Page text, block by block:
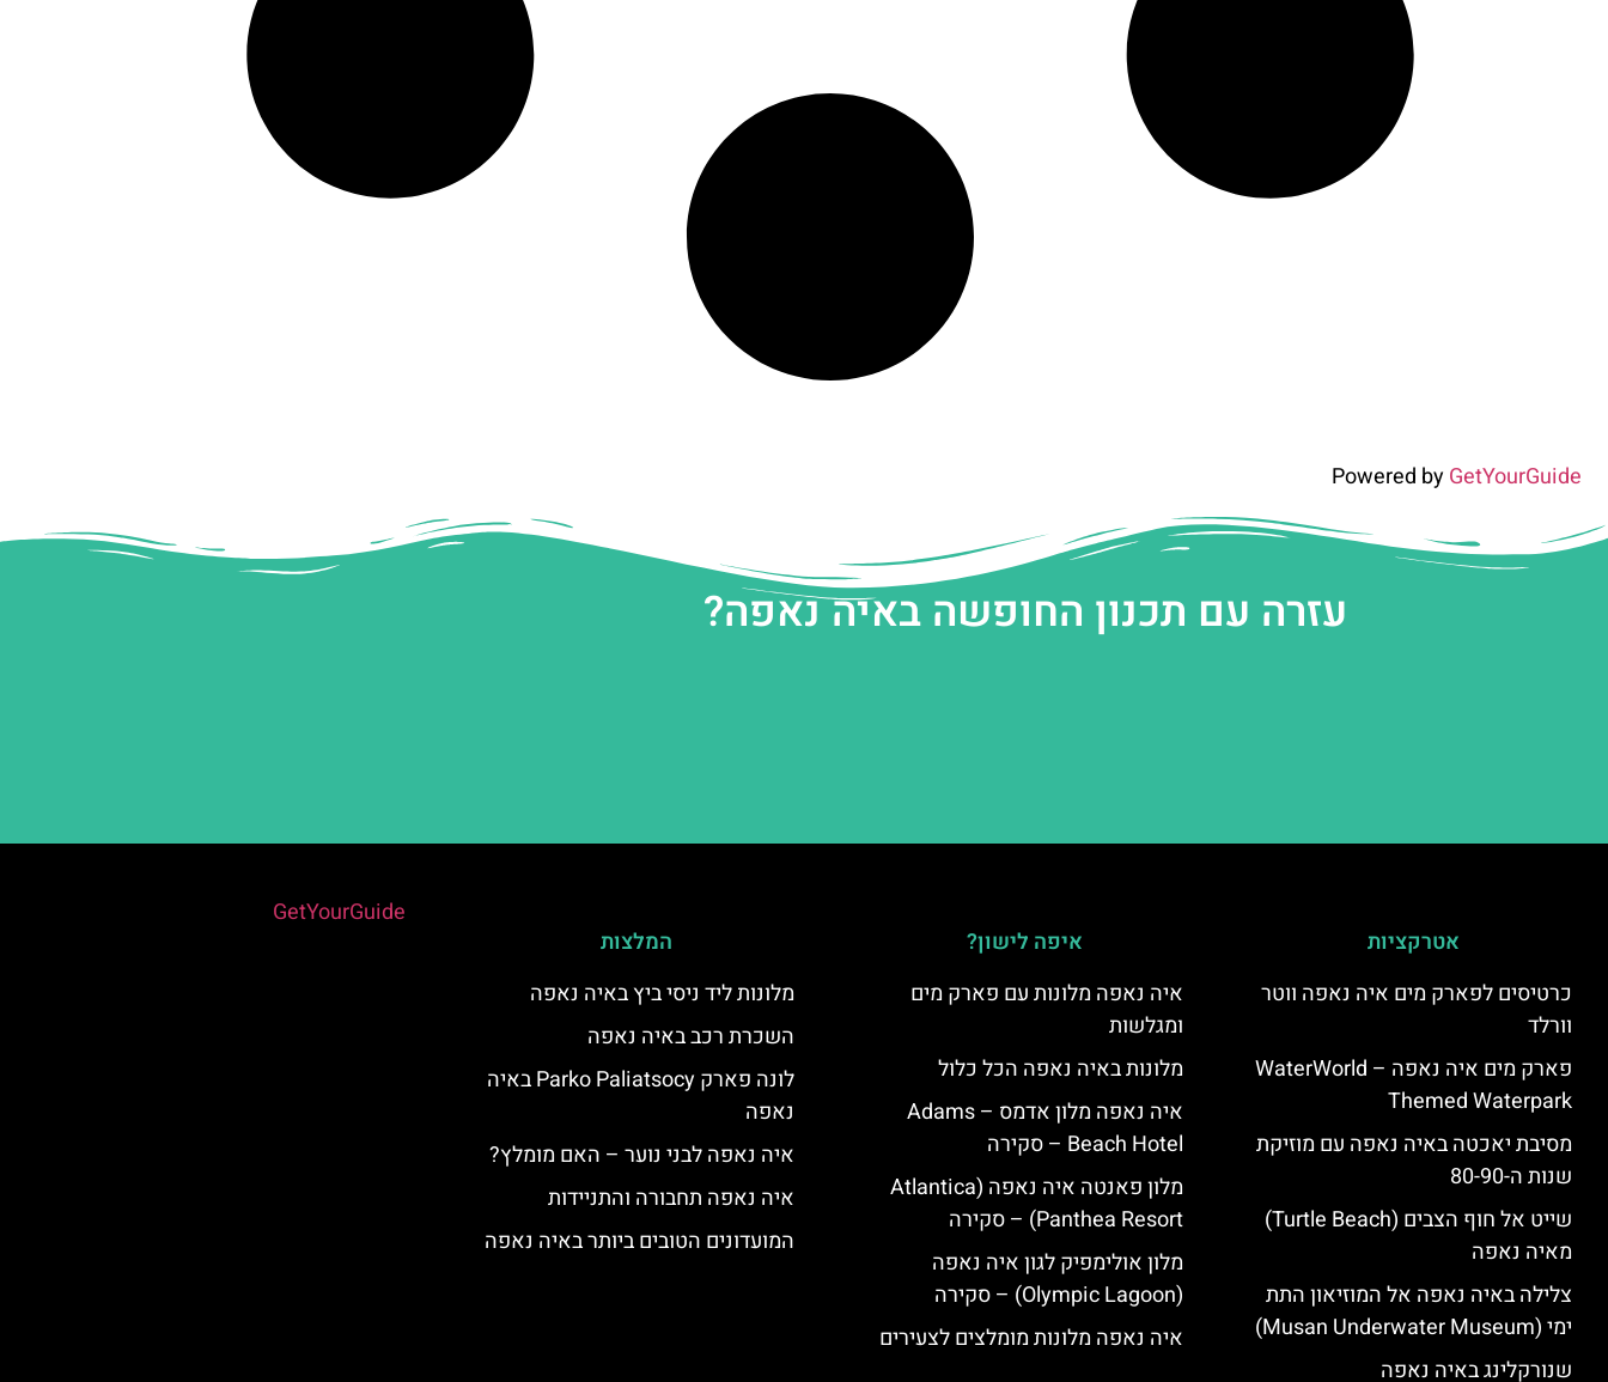
Powered byGetYourGuide
עזרה עם תכנון החופשה באיה נאפה?
אטרקציות
כרטיסים לפארק מים איה נאפה ווטר
וורלד
פארק מים איה נאפה – ‪‪WaterWorld
Themed Waterpark‬‬
מסיבת יאכטה באיה נאפה עם מוזיקת
שנות ה-80-90
שייט אל חוף הצבים (Turtle Beach)
מאיה נאפה
צלילה באיה נאפה אל המוזיאון התת
ימי (Musan Underwater Museum)
שנורקלינג באיה נאפה
איפה לישון?
איה נאפה מלונות עם פארק מים
ומגלשות
מלונות באיה נאפה הכל כלול
איה נאפה מלון אדמס – Adams
Beach Hotel – סקירה
מלון פאנטה איה נאפה (Atlantica
Panthea Resort) – סקירה
מלון אולימפיק לגון איה נאפה
(Olympic Lagoon) – סקירה
איה נאפה מלונות מומלצים לצעירים
המלצות
מלונות ליד ניסי ביץ באיה נאפה
השכרת רכב באיה נאפה
לונה פארק Parko Paliatsocy באיה
נאפה
איה נאפה לבני נוער – האם מומלץ?
איה נאפה תחבורה והתניידות
המועדונים הטובים ביותר באיה נאפה
GetYourGuide